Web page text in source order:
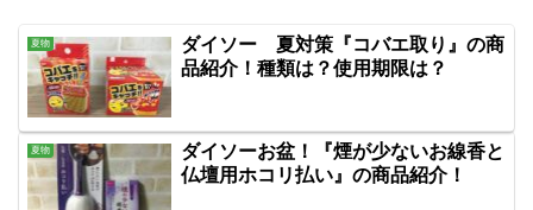
夏物
ダイソー 夏対策『コバエ取り』の商
品紹介！種類は？使用期限は？
夏物
ダイソーお盆！『煙が少ないお線香と
仏壇用ホコリ払い』の商品紹介！